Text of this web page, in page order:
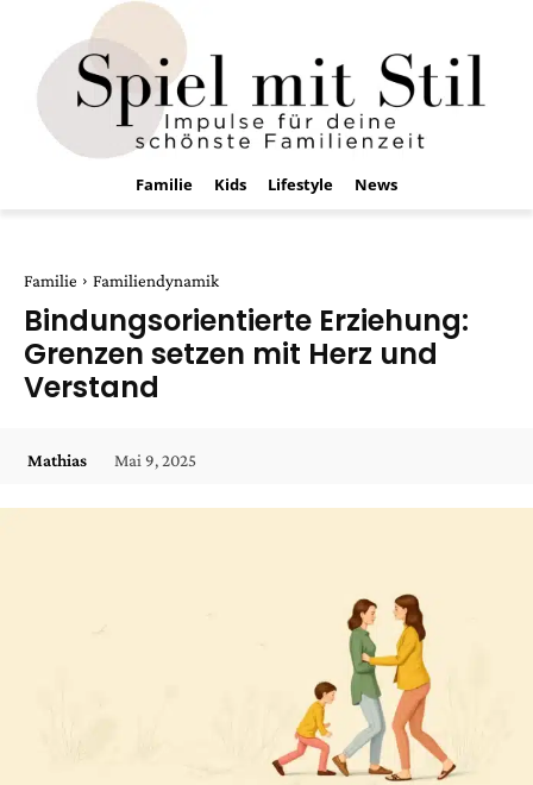
Familie Kids Lifestyle News
Familie Familiendynamik
Bindungsorientierte Erziehung:
Grenzen setzen mit Herz und
Verstand
Mathias Mai 9, 2025